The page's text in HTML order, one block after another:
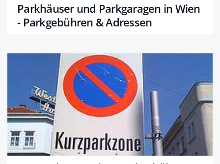
Parkhäuser und Parkgaragen in Wien
- Parkgebühren & Adressen